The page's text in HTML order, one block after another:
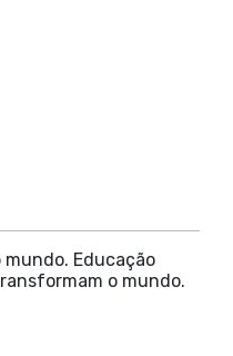
Educação
o mundo.